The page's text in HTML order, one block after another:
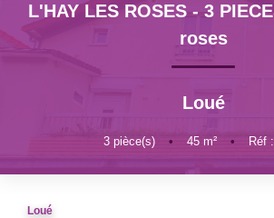
ESTIMER
BIENS VENDUS
L'HAY LES ROSES - 3
roses
Loué
3 pièce(s) • 45 m² • Réf
Loué